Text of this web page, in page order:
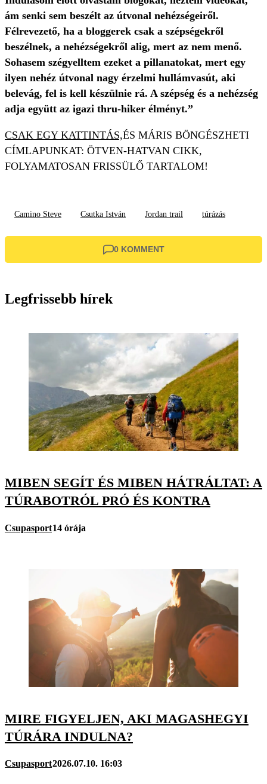
ám senki sem beszélt az útvonal nehézségeiről.
Félrevezető, ha a bloggerek csak a szépségekről
beszélnek, a nehézségekről alig, mert az nem menő.
Sohasem szégyelltem ezeket a pillanatokat, mert egy
ilyen nehéz útvonal nagy érzelmi hullámvasút, aki
belevág, fel is kell készülnie rá. A szépség és a nehézség
adja együtt az igazi thru-hiker élményt.”
CSAK EGY KATTINTÁS,ÉS MÁRIS BÖNGÉSZHETI
CÍMLAPUNKAT: ÖTVEN-HATVAN CIKK,
FOLYAMATOSAN FRISSÜLŐ TARTALOM!
Camino Steve Csutka István Jordan trail túrázás
0 KOMMENT
Legfrissebb hírek
MIBEN SEGÍT ÉS MIBEN HÁTRÁLTAT: A
TÚRABOTRÓL PRÓ ÉS KONTRA
Csupasport14 órája
MIRE FIGYELJEN, AKI MAGASHEGYI
TÚRÁRA INDULNA?
Csupasport2026.07.10. 16:03